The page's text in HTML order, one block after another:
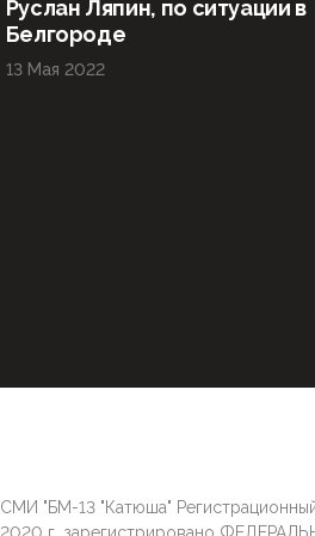
Руслан Ляпин, по ситуации в
Белгороде
13 Мая 2022
СМИ "БМ-13 "Катюша"